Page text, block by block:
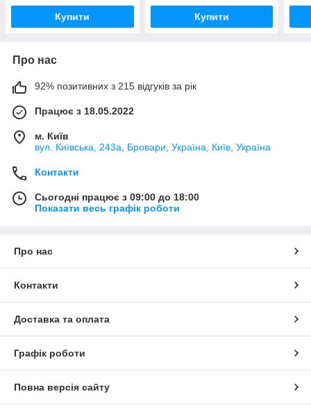
Купити Купити
Про нас
92% позитивних з 215 відгуків за рік
Працює з 18.05.2022
м. Київ
вул. Київська, 243а, Бровари, Україна, Київ, Україна
Контакти
Сьогодні працює з 09:00 до 18:00
Показати весь графік роботи
Про нас
Контакти
Доставка та оплата
Графік роботи
Повна версія сайту